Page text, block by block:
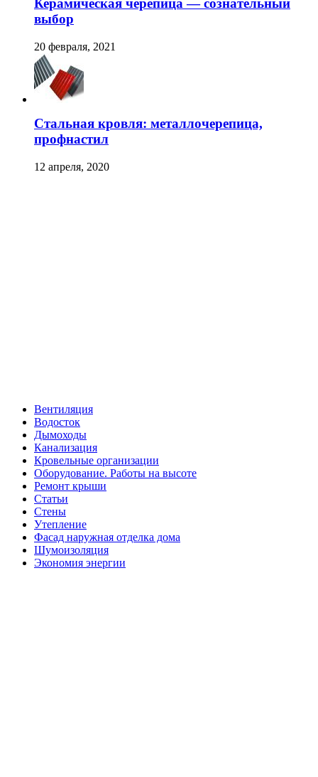
Керамическая черепица — сознательный
выбор
20 февраля, 2021
Стальная кровля: металлочерепица,
профнастил
12 апреля, 2020
Вентиляция
Водосток
Дымоходы
Канализация
Кровельные организации
Оборудование. Работы на высоте
Ремонт крыши
Статьи
Стены
Утепление
Фасад наружная отделка дома
Шумоизоляция
Экономия энергии